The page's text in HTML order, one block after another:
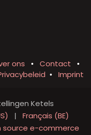
ons • Contact
•
• Imprint
Ketels
|
Français (BE)
source e-commerce